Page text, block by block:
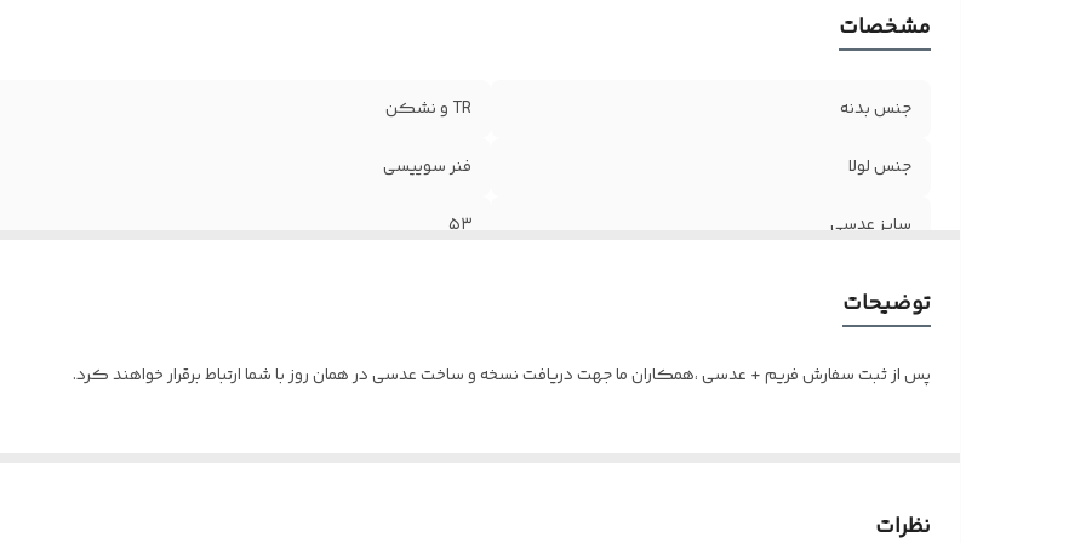
مشخصات
جنس بدنه TR و نشکن
جنس لولا فنر سوییسی
سایز عدسی ۵۳
توضیحات
پس از ثبت سفارش فریم + عدسی ،همکاران ما جهت دریافت نسخه و ساخت عدسی در همان روز با شما ارتباط برقرار خواهند کرد.
نظرات